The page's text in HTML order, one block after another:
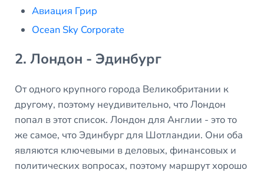
Авиация Грир
Ocean Sky Corporate
2. Лондон - Эдинбург
От одного крупного города Великобритании к
другому, поэтому неудивительно, что Лондон
попал в этот список. Лондон для Англии - это то
же самое, что Эдинбург для Шотландии. Они оба
являются ключевыми в деловых, финансовых и
политических вопросах, поэтому маршрут хорошо